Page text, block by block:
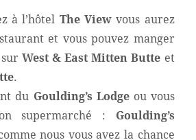
à l’hôtel The Viewvous aurez
et vous pouvez manger
West & East Mitten Butte et
.
du Goulding’s Lodgeou vous
supermarché : Goulding’s
nous vous avez la chance